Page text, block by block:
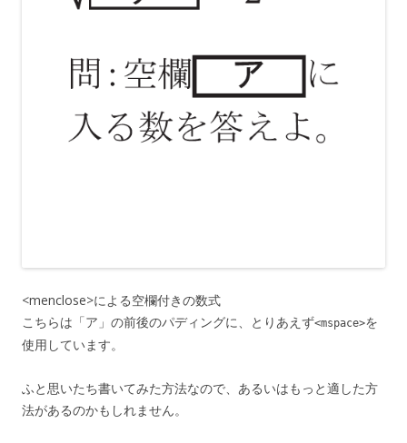
<menclose>による空欄付きの数式
こちらは「ア」の前後のパディングに、とりあえず<mspace>を
使用しています。
ふと思いたち書いてみた方法なので、あるいはもっと適した方
法があるのかもしれません。